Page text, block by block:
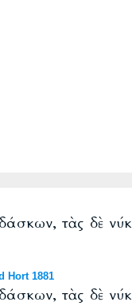
τὰς δὲ
Hort 1881
τὰς δὲ